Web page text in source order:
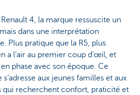
4, la marque ressuscite un
dans une interprétation
Plus pratique que la R5, plus
a l’air au premier coup d’œil, et
phase avec son époque. Ce
aux jeunes familles et aux
qui recherchent confort, praticité et